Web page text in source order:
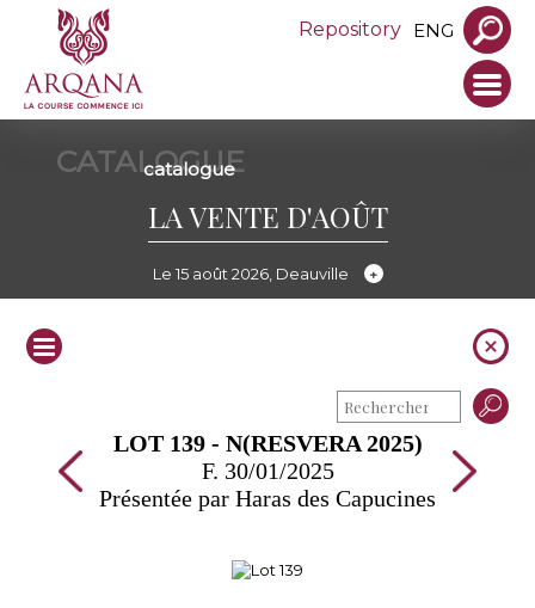
Repository ENG
CATALOGUE
catalogue
LA VENTE D'AOÛT
Le 15 août 2026, Deauville
LOT 139 - N(RESVERA 2025)
F. 30/01/2025
Présentée par Haras des Capucines